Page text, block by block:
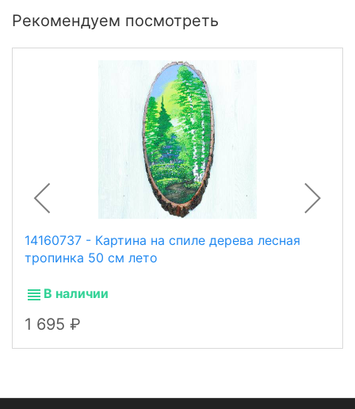
Рекомендуем посмотреть
14160737 - Картина на спиле дерева лесная
тропинка 50 см лето
В наличии
1 695